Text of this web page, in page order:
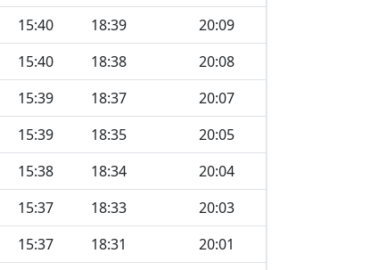
15:40 18:39
20:09
15:40 18:38
20:08
15:39 18:37
20:07
15:39 18:35
20:05
15:38 18:34
20:04
15:37 18:33
20:03
15:37 18:31
20:01